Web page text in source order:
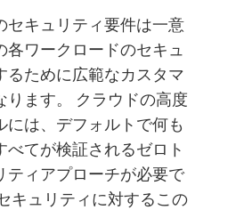
セキュリティ要件は一意
各ワークロードのセキュ
るために広範なカスタマ
ります。 クラウドの高度
には、デフォルトで何も
べてが検証されるゼロト
ティアプローチが必要で
キュリティに対するこの